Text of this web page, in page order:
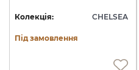
Колекція: CHELSEA
Під замовлення